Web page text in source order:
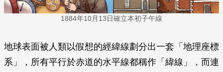
1884年10月13日確立本初子午線
地球表面被人類以假想的經緯線劃分出一套「地理座標
系」，所有平行於赤道的水平線都稱作「緯線」，而連